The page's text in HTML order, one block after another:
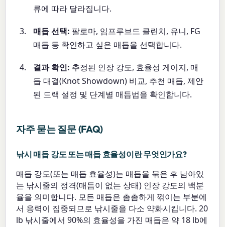
류에 따라 달라집니다.
매듭 선택: 팔로마, 임프루브드 클린치, 유니, FG
매듭 등 확인하고 싶은 매듭을 선택합니다.
결과 확인: 추정된 인장 강도, 효율성 게이지, 매
듭 대결(Knot Showdown) 비교, 추천 매듭, 제안
된 드랙 설정 및 단계별 매듭법을 확인합니다.
자주 묻는 질문 (FAQ)
낚시 매듭 강도 또는 매듭 효율성이란 무엇인가요?
매듭 강도(또는 매듭 효율성)는 매듭을 묶은 후 남아있
는 낚시줄의 정격(매듭이 없는 상태) 인장 강도의 백분
율을 의미합니다. 모든 매듭은 촘촘하게 꺾이는 부분에
서 응력이 집중되므로 낚시줄을 다소 약화시킵니다. 20
lb 낚시줄에서 90%의 효율성을 가진 매듭은 약 18 lb에